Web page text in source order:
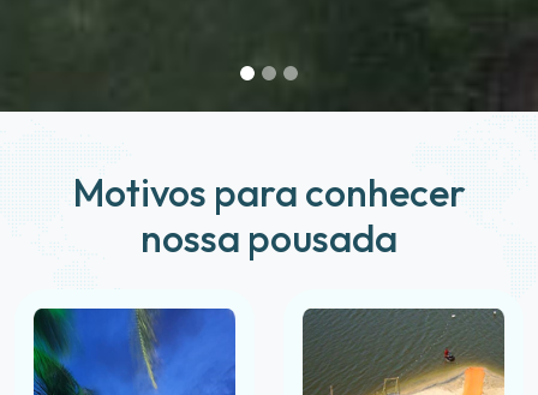
Motivos para conhecer
nossa pousada